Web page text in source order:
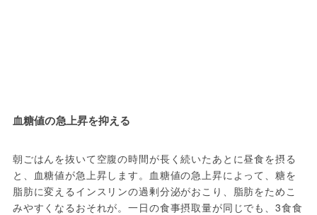
血糖値の急上昇を抑える
朝ごはんを抜いて空腹の時間が長く続いたあとに昼食を摂る
と、血糖値が急上昇します。血糖値の急上昇によって、糖を
脂肪に変えるインスリンの過剰分泌がおこり、脂肪をためこ
みやすくなるおそれが。一日の食事摂取量が同じでも、3食食